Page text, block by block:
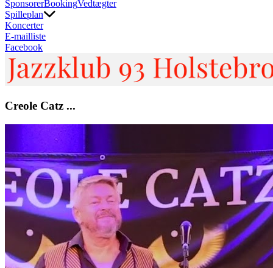
SponsorerBookingVedtægter
Spilleplan
Koncerter
E-mailliste
Facebook
Creole Catz ...